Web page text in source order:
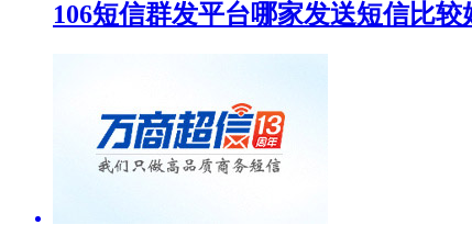
106短信群发平台哪家发送短信比